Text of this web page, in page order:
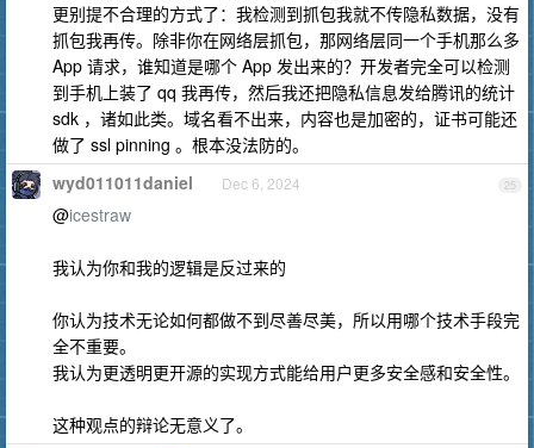
更别提不合理的方式了：我检测到抓包我就不传隐私数据，没有
抓包我再传。除非你在网络层抓包，那网络层同一个手机那么多
App 请求，谁知道是哪个 App 发出来的？开发者完全可以检测
到手机上装了 qq 我再传，然后我还把隐私信息发给腾讯的统计
sdk ，诸如此类。域名看不出来，内容也是加密的，证书可能还
做了 ssl pinning 。根本没法防的。
25
wyd011011daniel Dec 6, 2024
@icestraw
我认为你和我的逻辑是反过来的
你认为技术无论如何都做不到尽善尽美，所以用哪个技术手段完
全不重要。
我认为更透明更开源的实现方式能给用户更多安全感和安全性。
这种观点的辩论无意义了。